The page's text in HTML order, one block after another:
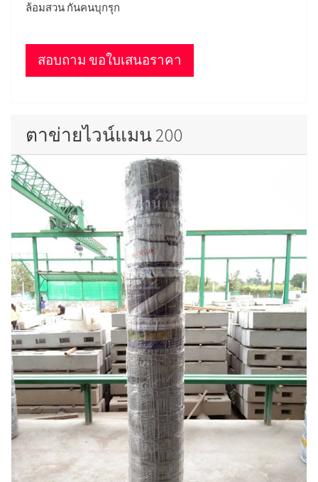
ล้อมสวน กันคนบุกรุก
สอบถาม ขอใบเสนอราคา
ตาข่ายไวน์แมน 200